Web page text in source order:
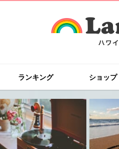
ランキング ショップ